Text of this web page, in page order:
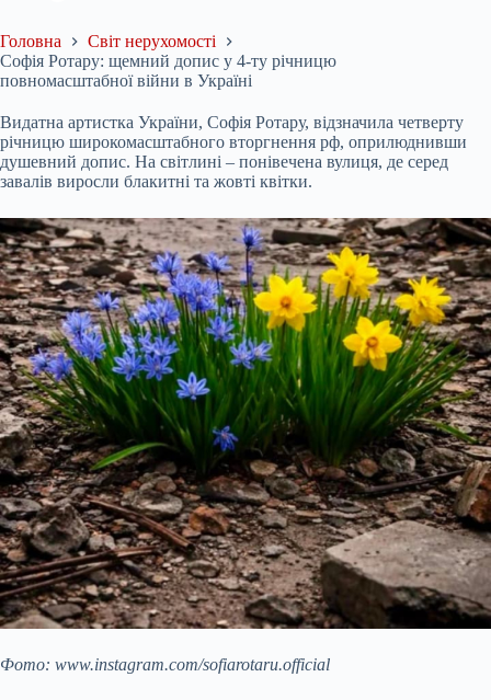
Головна
Світ нерухомості
Софія Ротару: щемний допис у 4-ту річницю
повномасштабної війни в Україні
Видатна артистка України, Софія Ротару, відзначила четверту
річницю широкомасштабного вторгнення рф, оприлюднивши
душевний допис. На світлині – понівечена вулиця, де серед
завалів виросли блакитні та жовті квітки.
Фото: www.instagram.com/sofiarotaru.official